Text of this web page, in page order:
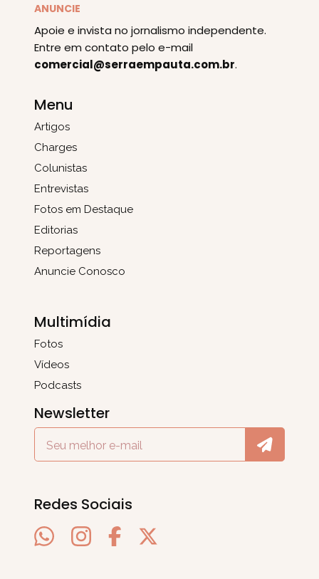
ANUNCIE
Apoie e invista no jornalismo independente.
Entre em contato pelo e-mail
comercial@serraempauta.com.br.
Menu
Artigos
Charges
Colunistas
Entrevistas
Fotos em Destaque
Editorias
Reportagens
Anuncie Conosco
Multimídia
Fotos
Vídeos
Podcasts
Newsletter
Redes Sociais